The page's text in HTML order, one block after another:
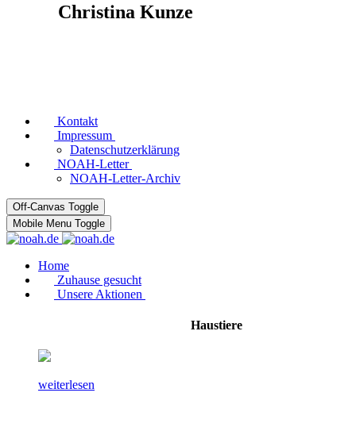
Christina Kunze
Kontakt
Impressum
Datenschutzerklärung
NOAH-Letter
NOAH-Letter-Archiv
Off-Canvas Toggle
Mobile Menu Toggle
Home
Zuhause gesucht
Unsere Aktionen
Haustiere
weiterlesen